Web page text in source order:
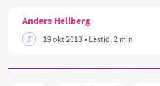
MILJÖFAKTA
Anders Hellberg
19 okt 2013• Lästid:2 min